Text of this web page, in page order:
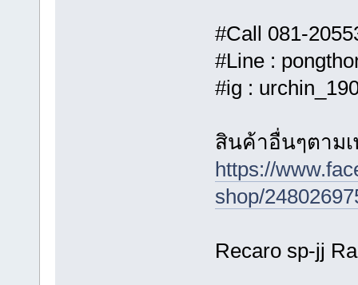
#Call 081-
#Line :
#ig :
สินค้าอื่นๆตาม
https://
shop/
Recaro sp-jj